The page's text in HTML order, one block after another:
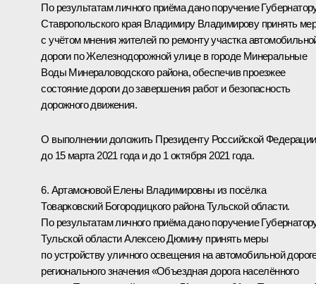
По результатам личного приёма дано поручение
Ставропольского края Владимиру Владимирову принять
с учётом мнения жителей по ремонту участка
дороги по Железнодорожной улице в городе Минеральные
Воды Минераловодского района, обеспечив проезжее
состояние дороги до завершения работ и безопасность
дорожного движения.
О выполнении доложить Президенту Российской Федерации
до 15 марта 2021 года и до 1 октября 2021 года.
6. Артамоновой Елены Владимировны из посёлка
Товарковский Богородицкого района Тульской области.
По результатам личного приёма дано поручение
Тульской области Алексею Дюмину принять меры
по устройству уличного освещения на автомобильной
регионального значения «Объездная дорога населённого